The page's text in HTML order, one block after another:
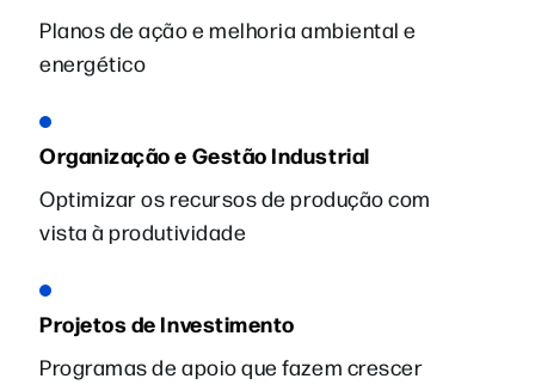
Planos de ação e melhoria ambiental e
energético
Organização e Gestão Industrial
Optimizar os recursos de produção com
vista à produtividade
Projetos de Investimento
Programas de apoio que fazem crescer